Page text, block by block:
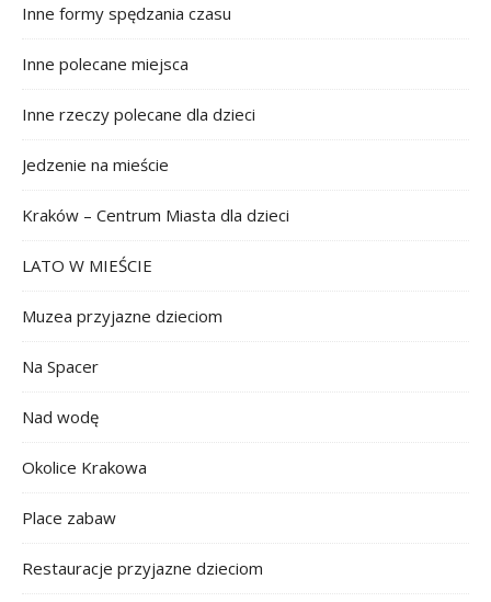
Inne formy spędzania czasu
Inne polecane miejsca
Inne rzeczy polecane dla dzieci
Jedzenie na mieście
Kraków – Centrum Miasta dla dzieci
LATO W MIEŚCIE
Muzea przyjazne dzieciom
Na Spacer
Nad wodę
Okolice Krakowa
Place zabaw
Restauracje przyjazne dzieciom